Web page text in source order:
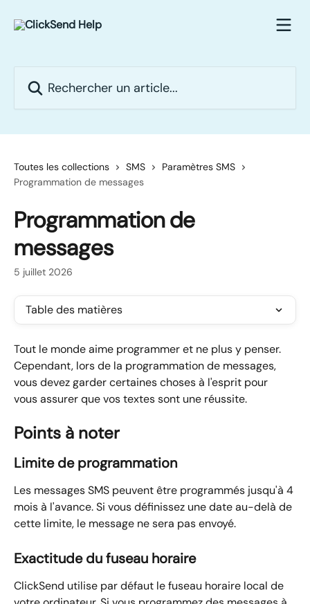
Toutes les collections SMS
Paramètres SMS
Programmation de messages
Programmation de
messages
5 juillet 2026
Table des matières
Tout le monde aime programmer et ne plus y penser.
Cependant, lors de la programmation de messages,
vous devez garder certaines choses à l'esprit pour
vous assurer que vos textes sont une réussite.
Points à noter
Limite de programmation
Les messages SMS peuvent être programmés jusqu'à 4
mois à l'avance. Si vous définissez une date au-delà de
cette limite, le message ne sera pas envoyé.
Exactitude du fuseau horaire
ClickSend utilise par défaut le fuseau horaire local de